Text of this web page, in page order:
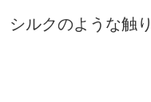
シルクのような触